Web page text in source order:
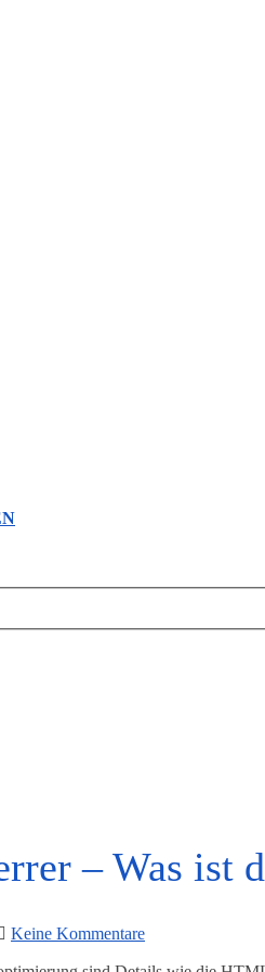
– Was ist
Keine Kommentare